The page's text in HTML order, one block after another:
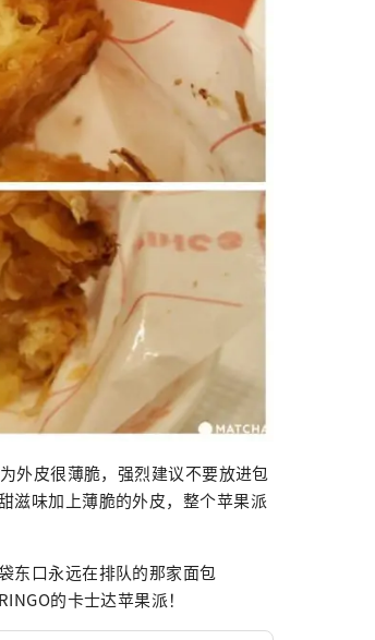
外皮很薄脆，强烈建议不要放进包
滋味加上薄脆的外皮，整个苹果派
东口永远在排队的那家面包
的卡士达苹果派！